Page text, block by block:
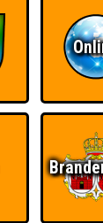
ÜBER UNS